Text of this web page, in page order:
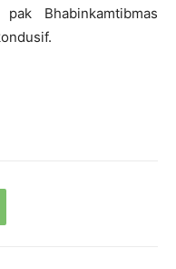
Bhabinkamtibmas